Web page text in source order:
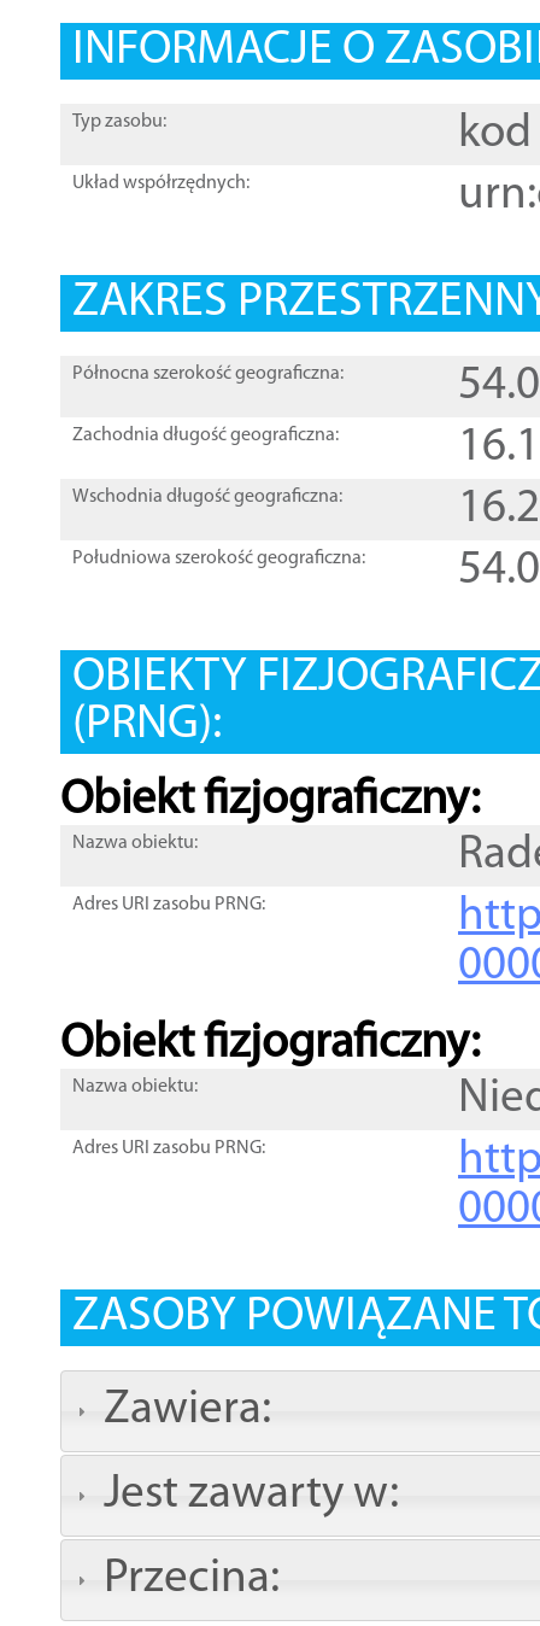
INFORMACJE O
Typ zasobu: kod
Układ współrzędnych:
ZAKRES
Północna szerokość geograficzna:
Zachodnia długość geograficzna:
Wschodnia długość geograficzna:
Południowa szerokość geograficzna:
OBIEKTY
(PRNG):
Obiekt fizjograficzny:
Nazwa obiektu:
Adres URI zasobu PRNG:
Obiekt fizjograficzny:
Nazwa obiektu:
Adres URI zasobu PRNG:
ZASOBY POWIĄZANE
Zawiera:
Jest zawarty w:
Przecina: